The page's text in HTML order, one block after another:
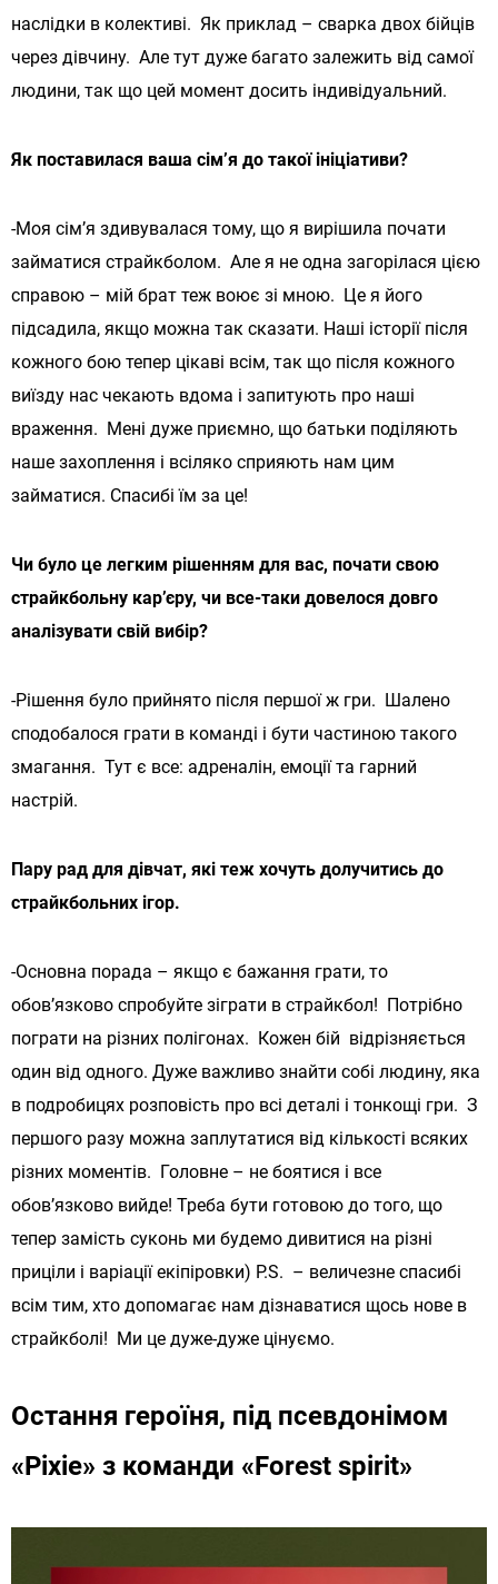
наслідки в колективі. Як приклад – сварка двох бійців
через дівчину. Але тут дуже багато залежить від самої
людини, так що цей момент досить індивідуальний.
Як поставилася ваша сім’я до такої ініціативи?
-Моя сім’я здивувалася тому, що я вирішила почати
займатися страйкболом. Але я не одна загорілася цією
справою – мій брат теж воює зі мною. Це я його
підсадила, якщо можна так сказати. Наші історії після
кожного бою тепер цікаві всім, так що після кожного
виїзду нас чекають вдома і запитують про наші
враження. Мені дуже приємно, що батьки поділяють
наше захоплення і всіляко сприяють нам цим
займатися. Спасибі їм за це!
Чи було це легким рішенням для вас, почати свою
страйкбольну кар’єру, чи все-таки довелося довго
аналізувати свій вибір?
-Рішення було прийнято після першої ж гри. Шалено
сподобалося грати в команді і бути частиною такого
змагання. Тут є все: адреналін, емоції та гарний
настрій.
Пару рад для дівчат, які теж хочуть долучитись до
страйкбольних ігор.
-Основна порада – якщо є бажання грати, то
обов’язково спробуйте зіграти в страйкбол! Потрібно
пограти на різних полігонах. Кожен бій відрізняється
один від одного. Дуже важливо знайти собі людину, яка
в подробицях розповість про всі деталі і тонкощі гри. З
першого разу можна заплутатися від кількості всяких
різних моментів. Головне – не боятися і все
обов’язково вийде! Треба бути готовою до того, що
тепер замість суконь ми будемо дивитися на різні
приціли і варіації екіпіровки) P.S. – величезне спасибі
всім тим, хто допомагає нам дізнаватися щось нове в
страйкболі! Ми це дуже-дуже цінуємо.
Остання героїня, під псевдонімом
«Pixie» з команди «Forest spirit»